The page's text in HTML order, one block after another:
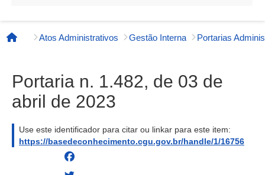
Página inicial
Atos Administrativos Gestão Interna
Portaria n. 1.482, de 03 de
abril de 2023
Use este identificador para citar ou linkar para este item:
https://basedeconhecimento.cgu.gov.br/handle/1/16756